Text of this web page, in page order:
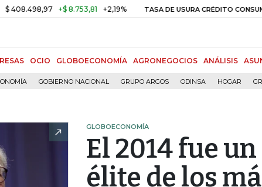
+$ 8.753,81 +2,19% TASA DE USURA CRÉDITO CONSUMO
OCIO GLOBOECONOMÍA AGRONEGOCIOS ANÁLISIS
GOBIERNO NACIONAL GRUPO ARGOS ODINSA HOGAR
GLOBOECONOMÍA
El 2014 fue
élite de los